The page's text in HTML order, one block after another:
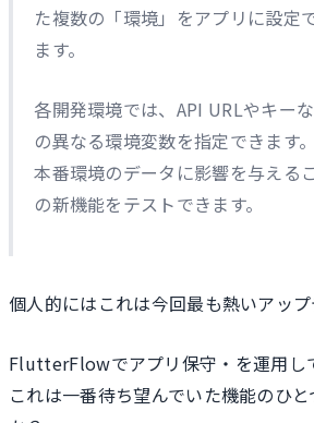
た複数の「環境」をアプリに設定
ます。
各開発環境では、API URLやキー
の異なる環境変数を指定できます
本番環境のデータに影響を与える
の新機能をテストできます。
個人的にはこれは今回最も熱いアップ
FlutterFlowでアプリ保守・を運用し
これは一番待ち望んでいた機能のひ